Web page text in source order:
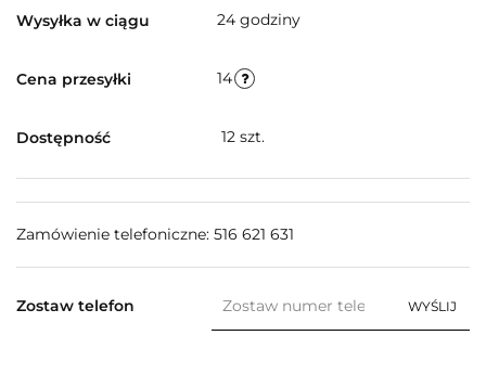
Wysyłka w ciągu 24 godziny
Cena przesyłki 14
Dostępność 12 szt.
Zamówienie telefoniczne: 516 621 631
Zostaw telefon WYŚLIJ